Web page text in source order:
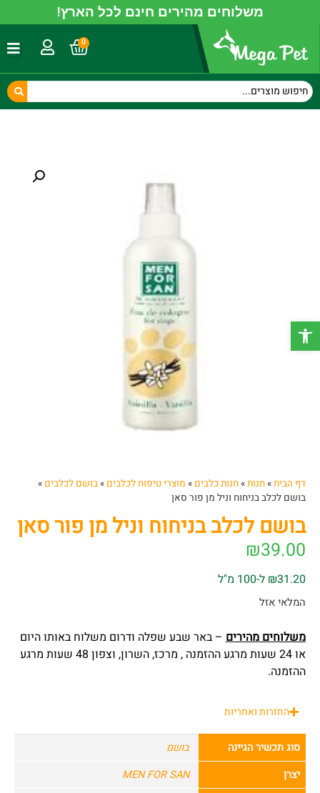
פתח סרגל נגישות
משלוחים מהירים חינם לכל הארץ!
0
דף הבית»חנות»חנות כלבים » מוצרי טיפוח לכלבים »בושם לכלבים »
בושם לכלב בניחוח וניל מן פור סאן
בושם לכלב בניחוח וניל מן פור סאן
₪39.00
₪31.20 ל-100 מ"ל
המלאי אזל
משלוחים מהירים – באר שבע שפלה ודרום משלוח באותו היום
או 24 שעות מרגע ההזמנה , מרכז, השרון, וצפון 48 שעות מרגע
ההזמנה.
החזרות ואחריות
סוג תכשיר הגיינה
בושם
יצרן
MEN FOR SAN